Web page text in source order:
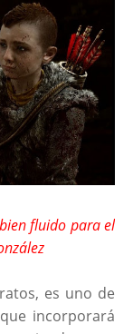
fluido para el
es uno de
incorporará